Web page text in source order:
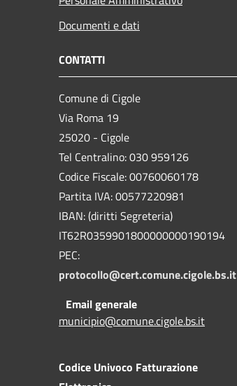
Documenti e dati
CONTATTI
Comune di Cigole
Via Roma 19
25020 - Cigole
Tel Centralino: 030 959126
Codice Fiscale: 00760060178
Partita IVA: 00577220981
IBAN: (diritti Segreteria)
IT62R0359901800000000190194
PEC:
protocollo@cert.comune.cigole.bs.it
Email generale
municipio@comune.cigole.bs.it
Codice Univoco Fatturazione